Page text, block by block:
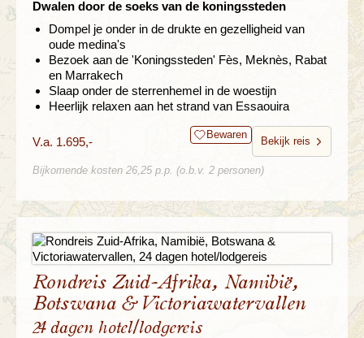
Dwalen door de soeks van de koningssteden
Dompel je onder in de drukte en gezelligheid van
oude medina's
Bezoek aan de 'Koningssteden' Fès, Meknès, Rabat
en Marrakech
Slaap onder de sterrenhemel in de woestijn
Heerlijk relaxen aan het strand van Essaouira
V.a. 1.695,- Bewaren
Bekijk reis
Bijkomende kosten 26,25 p.p. (o.b.v. 2 personen)
Rondreis Zuid-Afrika, Namibië,
Botswana & Victoriawatervallen
24 dagen hotel/lodgereis